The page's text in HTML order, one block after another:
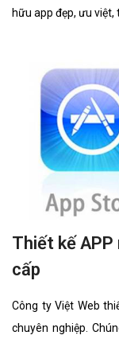
hữu app đẹp, ưu
Thiết kế
cấp
Công ty Việt Web
chuyên nghiệp.